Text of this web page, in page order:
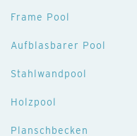
Frame Pool
Aufblasbarer Pool
Stahlwandpool
Holzpool
Planschbecken